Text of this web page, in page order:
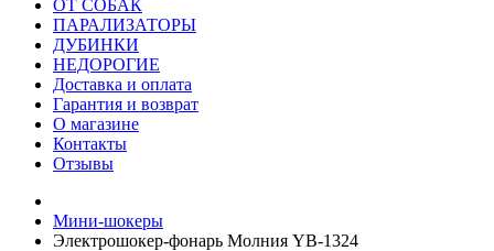
ОТ СОБАК
ПАРАЛИЗАТОРЫ
ДУБИНКИ
НЕДОРОГИЕ
Доставка и оплата
Гарантия и возврат
О магазине
Контакты
Отзывы
Мини-шокеры
Электрошокер-фонарь Молния YB-1324